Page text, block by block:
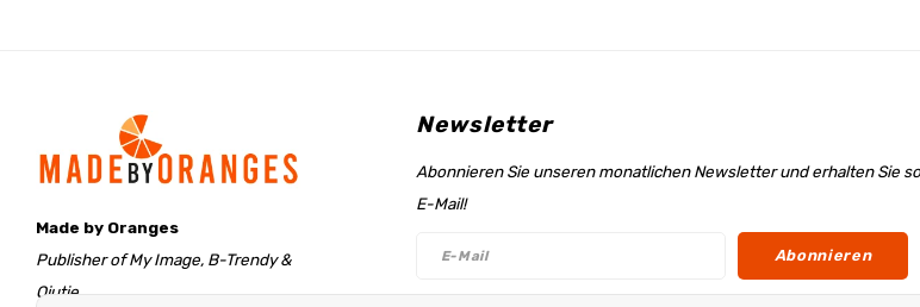
Made by Oranges
Publisher of My Image, B-Trendy &
Qjutie
Newsletter
Abonnieren Sie unseren monatlichen Newsletter und erhalten Sie
E-Mail!
Abonnieren